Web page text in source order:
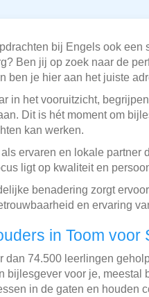
bij Engels ook
Ben jij op zoek naar de
ben je hier aan het juiste
in het vooruitzicht,
Dit is hét moment om
kan werken.
ervaren en lokale
ligt op kwaliteit en
benadering zorgt
en ervaring
in Toom voor
dan 74.500 leerlingen
bijlesgever voor je, meestal
in de gaten en houden